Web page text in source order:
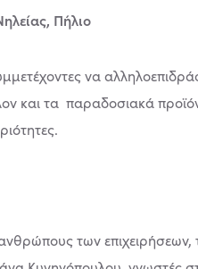
Πήλιο
να
και τα παραδοσιακά
των